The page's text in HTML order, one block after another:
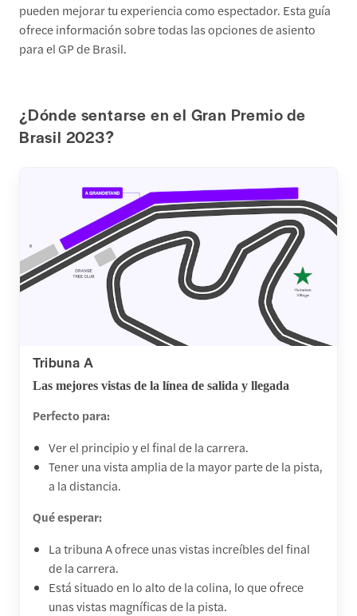
pueden mejorar tu experiencia como espectador. Esta guía
ofrece información sobre todas las opciones de asiento
para el GP de Brasil.
¿Dónde sentarse en el Gran Premio de
Brasil 2023?
Tribuna A
Las mejores vistas de la línea de salida y llegada
Perfecto para:
Ver el principio y el final de la carrera.
Tener una vista amplia de la mayor parte de la pista,
a la distancia.
Qué esperar:
La tribuna A ofrece unas vistas increíbles del final
de la carrera.
Está situado en lo alto de la colina, lo que ofrece
unas vistas magníficas de la pista.